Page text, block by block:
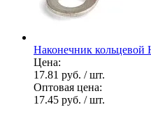
Наконечник
Цена:
17.81 руб. / шт.
Оптовая цена:
17.45 руб. / шт.